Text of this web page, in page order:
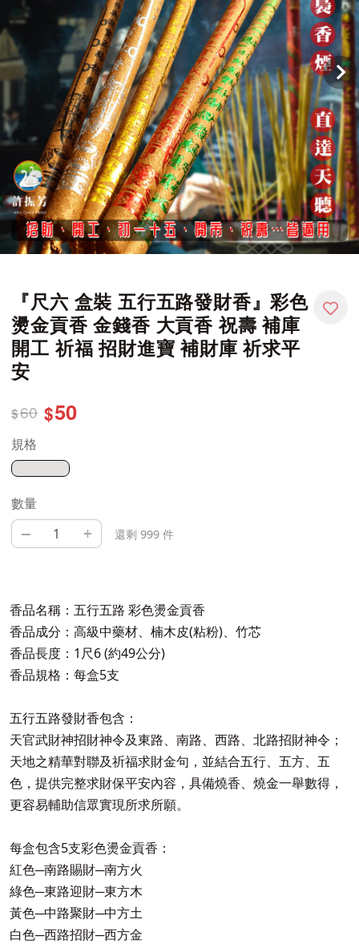
『尺六 盒裝 五行五路發財香』彩色
燙金貢香 金錢香 大貢香 祝壽 補庫
開工 祈福 招財進寶 補財庫 祈求平
安
$60 $50
規格
數量
– + 還剩 999 件
香品名稱：五行五路 彩色燙金貢香
香品成分：高級中藥材、楠木皮(粘粉)、竹芯
香品長度：1尺6 (約49公分)
香品規格：每盒5支
五行五路發財香包含：
天官武財神招財神令及東路、南路、西路、北路招財神令；
天地之精華對聯及祈福求財金句，並結合五行、五方、五
色，提供完整求財保平安內容，具備燒香、燒金一舉數得，
更容易輔助信眾實現所求所願。
每盒包含5支彩色燙金貢香：
紅色─南路賜財─南方火
綠色─東路迎財─東方木
黃色─中路聚財─中方土
白色─西路招財─西方金